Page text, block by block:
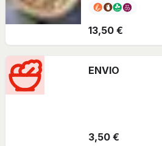
y AOVE
13,50 €
ENVIO
3,50 €